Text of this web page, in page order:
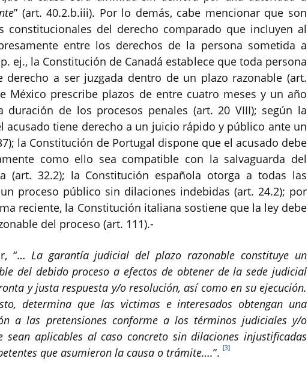
” (art. 40.2.b.iii). Por lo demás, cabe mencionar que son
constitucionales del derecho comparado que incluyen al
entre los derechos de la persona sometida a
ej., la Constitución de Canadá establece que toda persona
derecho a ser juzgada dentro de un plazo razonable (art.
México prescribe plazos de entre cuatro meses y un año
duración de los procesos penales (art. 20 VIII); según la
acusado tiene derecho a un juicio rápido y público ante un
la Constitución de Portugal dispone que el acusado debe
como ello sea compatible con la salvaguarda del
(art. 32.2); la Constitución española otorga a todas las
proceso público sin dilaciones indebidas (art. 24.2); por
reciente, la Constitución italiana sostiene que la ley debe
del proceso (art. 111).-
“… La garantía judicial del plazo razonable constituye un
del debido proceso a efectos de obtener de la sede judicial
y justa respuesta y/o resolución, así como en su ejecución.
determina que las victimas e interesados obtengan una
a las pretensiones conforme a los términos judiciales y/o
sean aplicables al caso concreto sin dilaciones injustificadas
que asumieron la causa o trámite….”. [3]